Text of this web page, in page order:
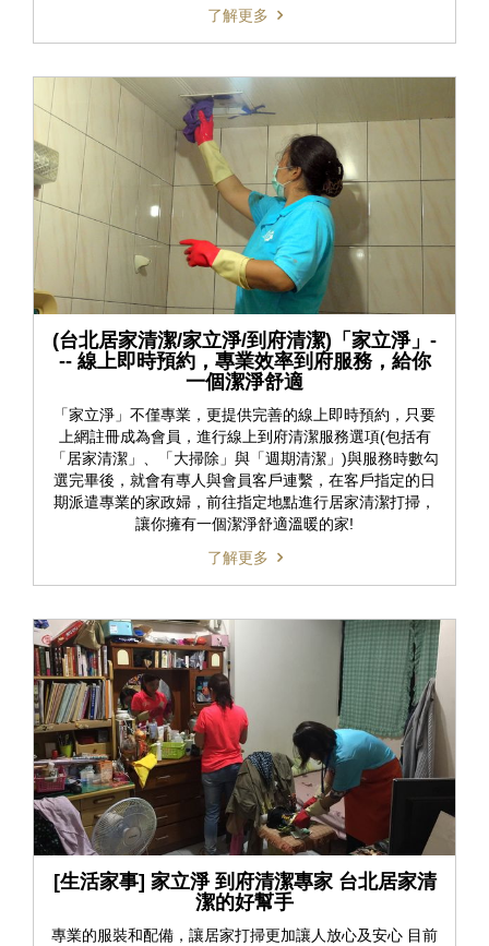
了解更多
(台北居家清潔/家立淨/到府清潔)「家立淨」-
-- 線上即時預約，專業效率到府服務，給你
一個潔淨舒適
「家立淨」不僅專業，更提供完善的線上即時預約，只要
上網註冊成為會員，進行線上到府清潔服務選項(包括有
「居家清潔」、「大掃除」與「週期清潔」)與服務時數勾
選完畢後，就會有專人與會員客戶連繫，在客戶指定的日
期派遣專業的家政婦，前往指定地點進行居家清潔打掃，
讓你擁有一個潔淨舒適溫暖的家!
了解更多
[生活家事] 家立淨 到府清潔專家 台北居家清
潔的好幫手
專業的服裝和配備，讓居家打掃更加讓人放心及安心 目前